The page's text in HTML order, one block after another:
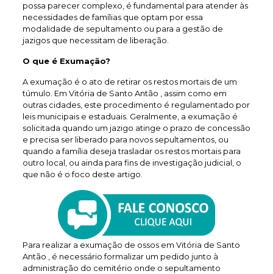
possa parecer complexo, é fundamental para atender às
necessidades de famílias que optam por essa
modalidade de sepultamento ou para a gestão de
jazigos que necessitam de liberação.
O que é Exumação?
A exumação é o ato de retirar os restos mortais de um
túmulo. Em Vitória de Santo Antão , assim como em
outras cidades, este procedimento é regulamentado por
leis municipais e estaduais. Geralmente, a exumação é
solicitada quando um jazigo atinge o prazo de concessão
e precisa ser liberado para novos sepultamentos, ou
quando a família deseja trasladar os restos mortais para
outro local, ou ainda para fins de investigação judicial, o
que não é o foco deste artigo.
Para realizar a exumação de ossos em Vitória de Santo
Antão , é necessário formalizar um pedido junto à
administração do cemitério onde o sepultamento